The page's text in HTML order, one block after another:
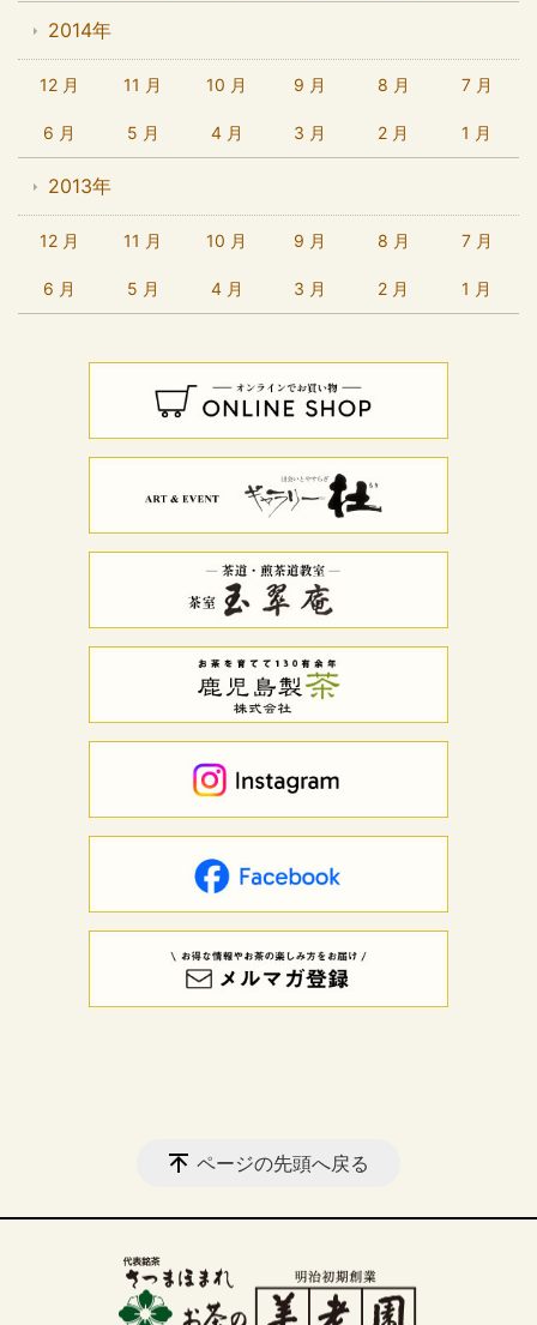
2014年
12 月 11 月 10 月 9 月 8 月 7 月
6 月 5 月 4 月 3 月 2 月 1 月
2013年
12 月 11 月 10 月 9 月 8 月 7 月
6 月 5 月 4 月 3 月 2 月 1 月
ページの先頭へ戻る